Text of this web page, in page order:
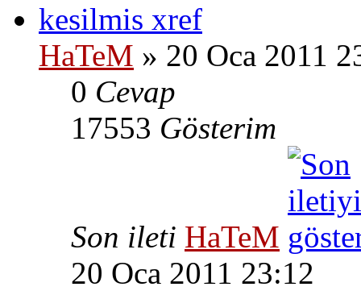
kesilmis xref
HaTeM » 20 Oca 2011
0 Cevap
17553 Gösterim
Son ileti HaTeM
20 Oca 2011 23:12